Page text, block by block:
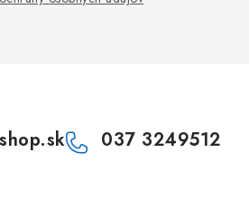
037 3249512